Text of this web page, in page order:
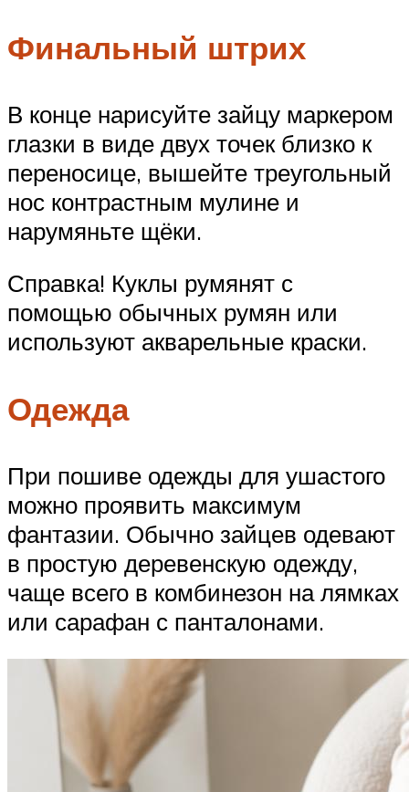
Финальный штрих
В конце нарисуйте зайцу маркером
глазки в виде двух точек близко к
переносице, вышейте треугольный
нос контрастным мулине и
нарумяньте щёки.
Справка! Куклы румянят с
помощью обычных румян или
используют акварельные краски.
Одежда
При пошиве одежды для ушастого
можно проявить максимум
фантазии. Обычно зайцев одевают
в простую деревенскую одежду,
чаще всего в комбинезон на лямках
или сарафан с панталонами.